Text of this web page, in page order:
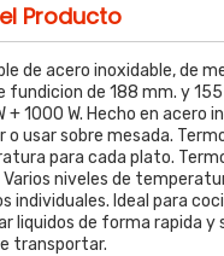
Producto
de acero inoxidable, de
fundicion de 188 mm. y
+ 1000 W. Hecho en acero
o usar sobre mesada.
para cada plato.
niveles de
individuales. Ideal para
liquidos de forma rapida y
transportar.